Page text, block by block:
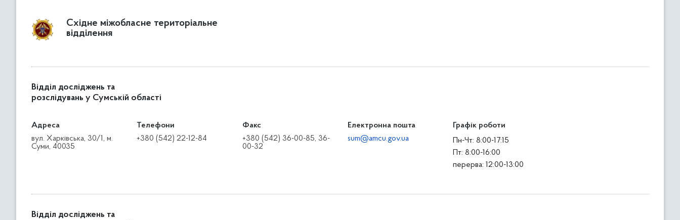
Східне міжобласне територіальне
відділення
Відділ досліджень та
розслідувань у Сумській області
Адреса
вул. Харківська, 30/1, м.
Суми, 40035
Телефони
+380 (542) 22-12-84
Факс
+380 (542) 36-00-85, 36-
00-32
Електронна пошта
sum@amcu.gov.ua
Графік роботи
Пн-Чт: 8:00-17:15
Пт: 8:00-16:00
перерва: 12:00-13:00
Відділ досліджень та